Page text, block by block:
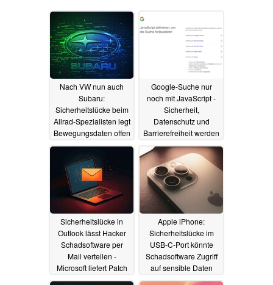
Nach VW nun auch
Subaru:
Sicherheitslücke beim
Allrad-Spezialisten legt
Bewegungsdaten offen
23.01.2025
Google-Suche nur
noch mit JavaScript -
Sicherheit,
Datenschutz und
Barrierefreiheit werden
nachrangig18.01.2025
Sicherheitslücke in
Outlook lässt Hacker
Schadsoftware per
Mail verteilen -
Microsoft liefert Patch
15.01.2025
Apple iPhone:
Sicherheitslücke im
USB-C-Port könnte
Schadsoftware Zugriff
auf sensible Daten
gewähren14.01.2025